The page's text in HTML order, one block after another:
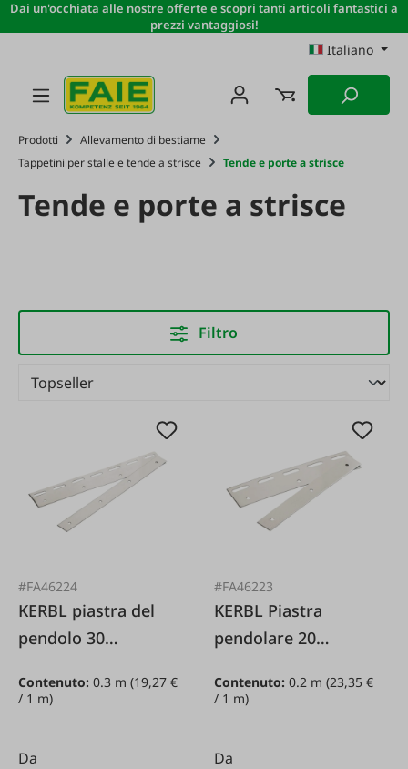
Passa al contenuto principale
Dai un'occhiata alle nostre offerte e scopri tanti articoli fantastici a
prezzi vantaggiosi!
Italiano
Prodotti
Allevamento di bestiame
Tappetini per stalle e tende a strisce
Tende e porte a strisce
Tende e porte a strisce
Filtro
#FA46224
KERBL piastra del
pendolo 30
Contenuto: 0.3 m (19,27 €
/ 1 m)
Da
#FA46223
KERBL Piastra
pendolare 20
Contenuto:0.2 m(23,35 €
/ 1 m)
Da